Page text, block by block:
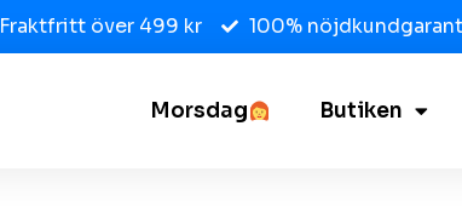
Fraktfritt över 499 kr 100%
Morsdag Butiken